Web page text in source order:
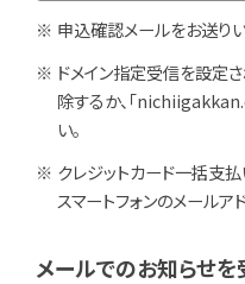
申込確認メールをお送りい
ドメイン指定受信を設定
除するか、「
い。
クレジットカード一括支
スマートフォンのメールア
メールでのお知らせを